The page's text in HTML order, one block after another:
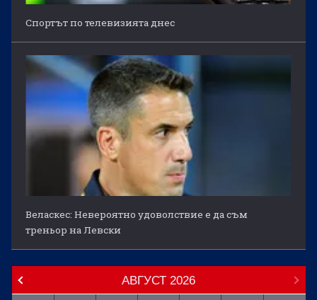
Спортът по телевизията днес
Веласкес: Невероятно удоволствие е да съм
треньор на Левски
АВГУСТ 2026